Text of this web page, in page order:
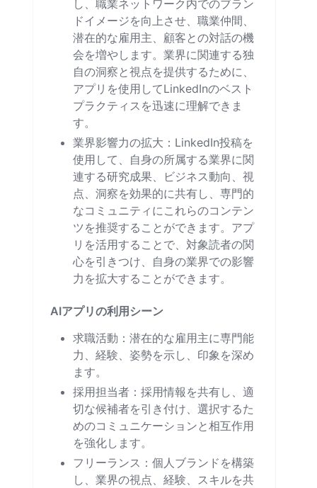
し、職業ネットワーク内でのブラン
ドイメージを向上させ、職業仲間、
潜在的な雇用主、顧客との対話の機
会を増やします。業界に関連する独
自の洞察と視点を提供するために、
アプリを使用してLinkedInのベスト
プラクティスを迅速に理解できま
す。
業界影響力の拡大：LinkedIn投稿を
使用して、自身の所属する業界に関
連する研究成果、ビジネス動向、視
点、洞察を効果的に共有し、専門的
なコミュニティにこれらのコンテン
ツを推奨することができます。アプ
リを活用することで、対象読者の関
心を引きつけ、自身の業界での影響
力を拡大することができます。
AIアプリの利用シーン
求職活動：潜在的な雇用主に専門能
力、経験、姿勢を示し、印象を深め
ます。
採用担当者：採用情報を共有し、適
切な候補者を引き付け、選択するた
めのコミュニケーションと相互作用
を強化します。
フリーランス：個人ブランドを構築
し、業界の視点、経験、スキルを共